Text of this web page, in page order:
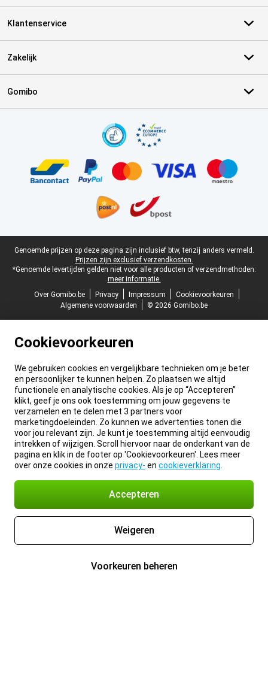
Klantenservice
Zakelijk
Gomibo
Juridische voettekst
Genoemde prijzen op deze pagina zijn inclusief btw, tenzij anders vermeld.
Prijzen zijn exclusief verzendkosten.
*Genoemde levertijden gelden niet voor alle producten of verzendmethoden:
meer informatie.
Over Gomibo.be
Privacy Impressum
Cookievoorkeuren
Algemene voorwaarden
© 2026 Gomibo.be
Cookievoorkeuren
We gebruiken cookies en vergelijkbare technieken om je beter
en persoonlijker te kunnen helpen. Zo plaatsen we altijd
functionele en analytische cookies. Als je op “Accepteren”
klikt, geef je ons ook toestemming om jouw gegevens te
verzamelen en te delen met 3 partners voor
marketingdoeleinden. Zo kunnen we advertenties tonen die
voor jou relevant zijn. Je kunt je toestemming altijd eenvoudig
intrekken of wijzigen. Scroll hiervoor naar de onderkant van de
pagina en klik in de footer op 'Cookievoorkeuren'. Lees meer
over onze cookies in onze privacy- en cookieverklaring
Accepteren
Weigeren
Voorkeuren beheren